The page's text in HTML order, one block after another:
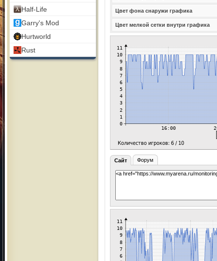
Half-Life
Garry's Mod
Hurtworld
Rust
Цвет фона снаружи графика
Цвет мелкой сетки внутри графика
Сайт Форум